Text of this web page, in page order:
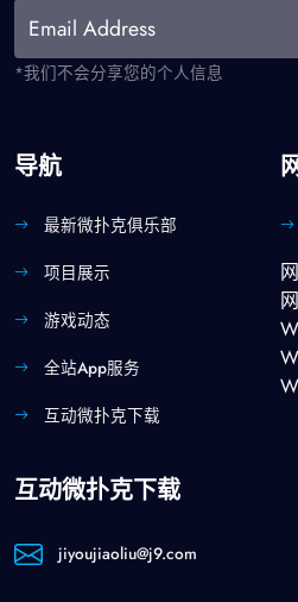
*我们不会分享您的个人信息
导航
最新微扑克俱乐部
项目展示
游戏动态
全站app服务
互动微扑克下载
互动微扑克下载
jiyoujiaoliu@j9.com